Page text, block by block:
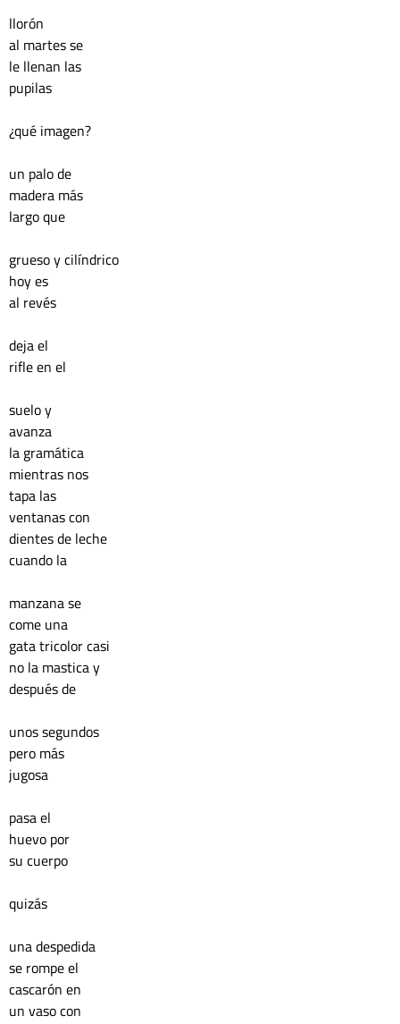
llorón
al martes se
le llenan las
pupilas
¿qué imagen?
un palo de
madera más
largo que
grueso y cilíndrico
hoy es
al revés
deja el
rifle en el
suelo y
avanza
la gramática
mientras nos
tapa las
ventanas con
dientes de leche
cuando la
manzana se
come una
gata tricolor casi
no la mastica y
después de
unos segundos
pero más
jugosa
pasa el
huevo por
su cuerpo
quizás
una despedida
se rompe el
cascarón en
un vaso con